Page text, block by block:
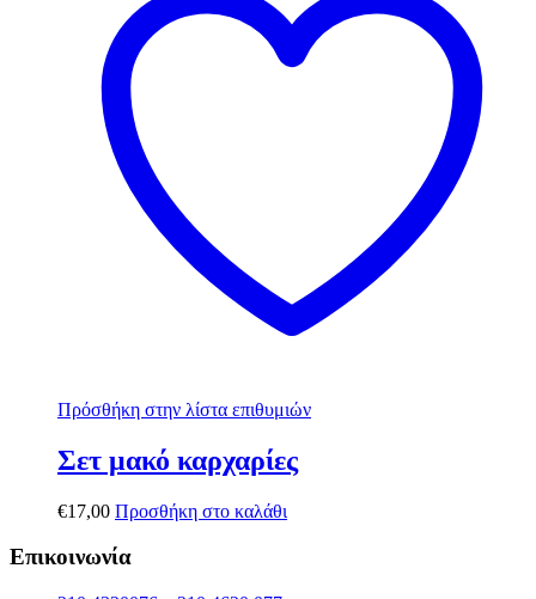
Πρόσθήκη στην λίστα επιθυμιών
Σετ μακό καρχαρίες
€17,00 Προσθήκη στο καλάθι
Επικοινωνία